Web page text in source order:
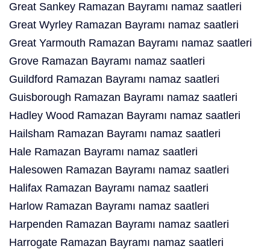
Great Sankey Ramazan Bayramı namaz saatleri
Great Wyrley Ramazan Bayramı namaz saatleri
Great Yarmouth Ramazan Bayramı namaz saatleri
Grove Ramazan Bayramı namaz saatleri
Guildford Ramazan Bayramı namaz saatleri
Guisborough Ramazan Bayramı namaz saatleri
Hadley Wood Ramazan Bayramı namaz saatleri
Hailsham Ramazan Bayramı namaz saatleri
Hale Ramazan Bayramı namaz saatleri
Halesowen Ramazan Bayramı namaz saatleri
Halifax Ramazan Bayramı namaz saatleri
Harlow Ramazan Bayramı namaz saatleri
Harpenden Ramazan Bayramı namaz saatleri
Harrogate Ramazan Bayramı namaz saatleri